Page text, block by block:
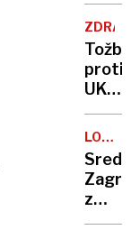
brez
segajo
evrov
Tožba
proti
UKC
V
petih
moža
in
LOV
NA
Sredi
z
več